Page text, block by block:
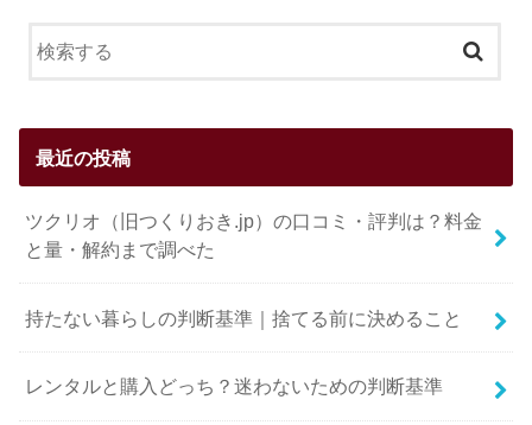
最近の投稿
ツクリオ（旧つくりおき.jp）の口コミ・評判は？料金
と量・解約まで調べた
持たない暮らしの判断基準｜捨てる前に決めること
レンタルと購入どっち？迷わないための判断基準